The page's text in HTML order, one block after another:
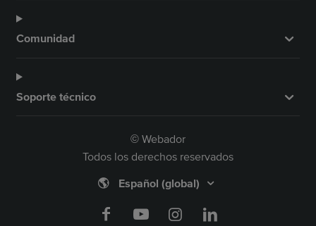
Comunidad
Soporte técnico
© Webador
Todos los derechos reservados
🌎
Español (global)